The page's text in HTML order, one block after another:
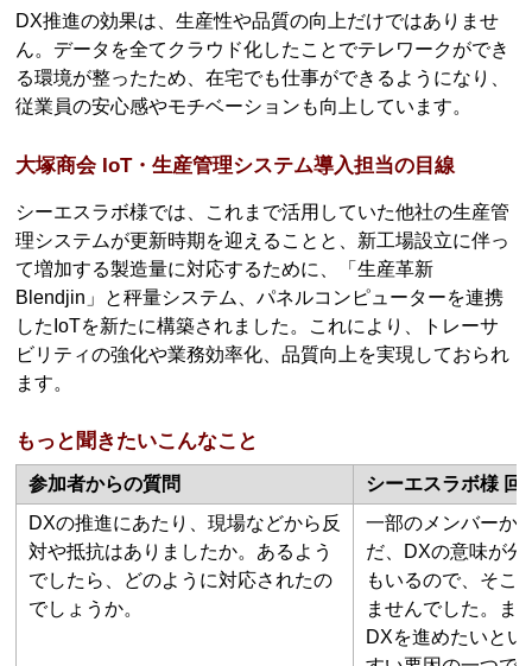
DX推進の効果は、生産性や品質の向上だけではありませ
ん。データを全てクラウド化したことでテレワークができ
る環境が整ったため、在宅でも仕事ができるようになり、
従業員の安心感やモチベーションも向上しています。
大塚商会 IoT・生産管理システム導入担当の目線
シーエスラボ様では、これまで活用していた他社の生産管
理システムが更新時期を迎えることと、新工場設立に伴っ
て増加する製造量に対応するために、「生産革新
Blendjin」と秤量システム、パネルコンピューターを連携
したIoTを新たに構築されました。これにより、トレーサ
ビリティの強化や業務効率化、品質向上を実現しておられ
ます。
もっと聞きたいこんなこと
参加者からの質問
シーエスラボ様 回
DXの推進にあたり、現場などから反
対や抵抗はありましたか。あるよう
でしたら、どのように対応されたの
でしょうか。
一部のメンバーか
だ、DXの意味が
もいるので、そこ
ませんでした。ま
DXを進めたいと